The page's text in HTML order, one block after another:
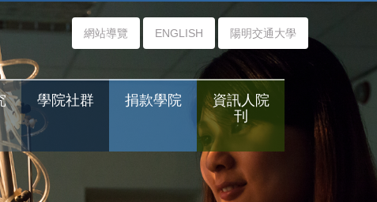
學院社群 捐款學院
資訊人院
刊
網站導覽 ENGLISH 陽明交通大學